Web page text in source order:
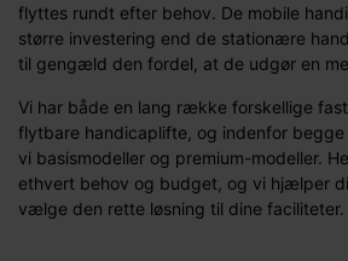
flyttes rundt efter behov. De mobile
større investering end de stationære
til gengæld den fordel, at de udgør en
Vi har både en lang række forskellige
flytbare handicaplifte, og indenfor
vi basismodeller og premium-modeller.
ethvert behov og budget, og vi hjælper
vælge den rette løsning til dine faciliteter.